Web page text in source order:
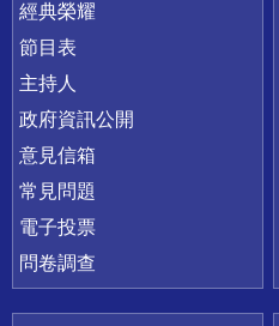
快速連結
經典榮耀
節目表
主持人
政府資訊公開
意見信箱
常見問題
電子投票
問卷調查